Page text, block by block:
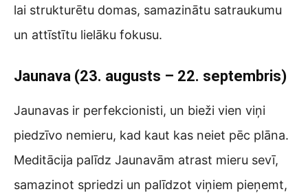
lai strukturētu domas, samazinātu satraukumu
un attīstītu lielāku fokusu.
Jaunava (23. augusts – 22. septembris)
Jaunavas ir perfekcionisti, un bieži vien viņi
piedzīvo nemieru, kad kaut kas neiet pēc plāna.
Meditācija palīdz Jaunavām atrast mieru sevī,
samazinot spriedzi un palīdzot viņiem pieņemt,